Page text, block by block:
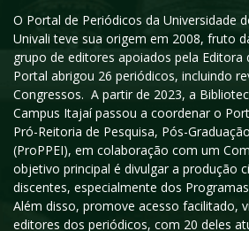
O Portal de Periódicos da Universidade
Univali teve sua origem em 2008, fruto
grupo de editores apoiados pela Editora
Portal abrigou 26 periódicos, incluindo
Congressos. A partir de 2023, a
Campus Itajaí passou a coordenar o
Pró-Reitoria de Pesquisa, Pós-
(ProPPEI), em colaboração com um
objetivo principal é divulgar a produção
discentes, especialmente dos
Além disso, promove acesso facilitado,
editores dos periódicos, com 20 deles